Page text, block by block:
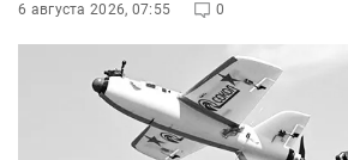
6 августа 2026, 07:55 0